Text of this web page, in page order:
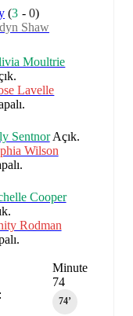
(3 -0)
Shaw
Moultrie
Lavelle
SentnorAçık.
Wilson
Cooper
Rodman
Minute
74
74‎’‎